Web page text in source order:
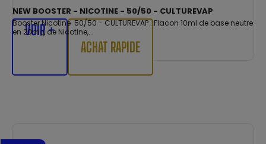
NEW BOOSTER - NICOTINE - 50/50 - CULTUREVAP
Booster Nicotine 50/50 - CULTUREVAP : Flacon 10ml de base neutre
en 20mg de Nicotine,...
VOIR +
ACHAT RAPIDE